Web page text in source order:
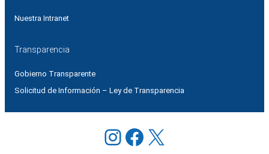
Nuestra Intranet
Transparencia
Gobierno Transparente
Solicitud de Información – Ley de Transparencia
Instagram
Facebook
X